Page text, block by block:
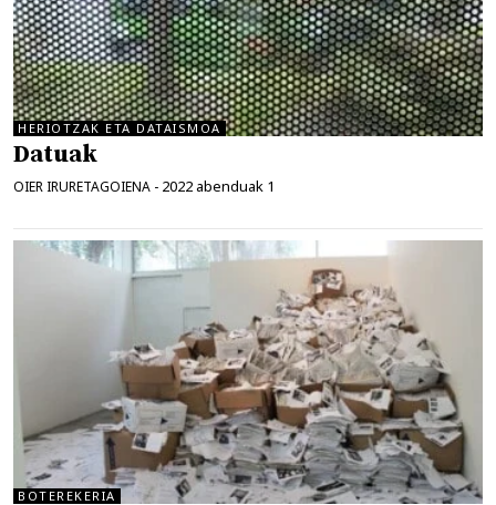
HERIOTZAK ETA DATAISMOA
Datuak
OIER IRURETAGOIENA - 2022 abenduak 1
BOTEREKERIA